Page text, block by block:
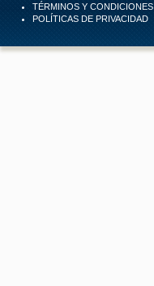
TÉRMINOS Y CONDICIONES
POLÍTICAS DE PRIVACIDAD